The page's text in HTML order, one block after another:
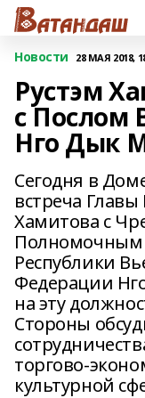
Новости 28 МАЯ 2018,
Рустэм
с Послом
Нго Дык
Сегодня в
встреча
Хамитова с
Полномочным
Республики
Федерации
на эту
Стороны
торгово-
культурной